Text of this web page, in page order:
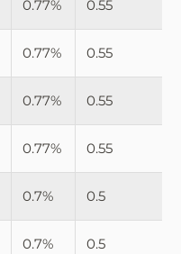
0.77% 0.55
0.77% 0.55
0.77% 0.55
0.77% 0.55
0.7% 0.5
0.7% 0.5